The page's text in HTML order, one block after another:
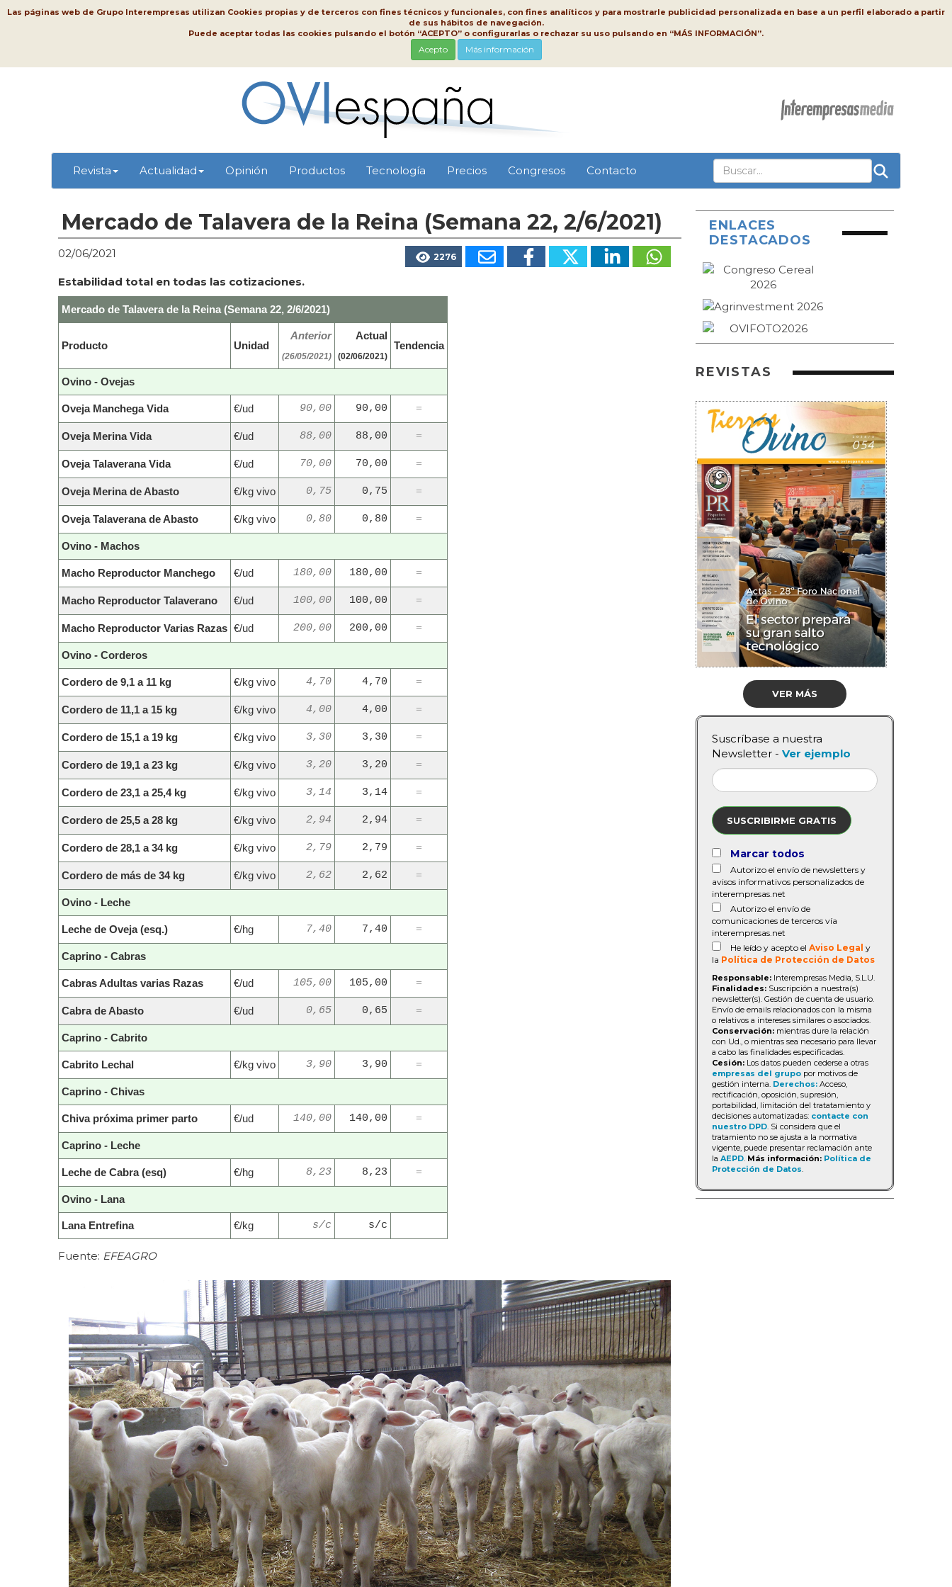
Las páginas web de Grupo Interempresas utilizan Cookies propias y de terceros con fines técnicos y funcionales, con fines analíticos y para mostrarle publicidad personalizada en base a un perfil elaborado a partir
de sus hábitos de navegación.
Puede aceptar todas las cookies pulsando el botón “ACEPTO” o configurarlas o rechazar su uso pulsando en “MÁS INFORMACIÓN”.
Acepto Más información
Revista Actualidad Opinión Productos Tecnología Precios Congresos Contacto
Mercado de Talavera de la Reina (Semana 22, 2/6/2021)
02/06/2021 2276
Estabilidad total en todas las cotizaciones.
Mercado de Talavera de la Reina (Semana 22, 2/6/2021)
Producto Unidad
Anterior
(26/05/2021)
Actual
(02/06/2021)
Tendencia
Ovino - Ovejas
Oveja Manchega Vida €/ud 90,00 90,00 =
Oveja Merina Vida €/ud 88,00 88,00 =
Oveja Talaverana Vida €/ud 70,00 70,00 =
Oveja Merina de Abasto €/kg vivo 0,75 0,75 =
Oveja Talaverana de Abasto €/kg vivo 0,80 0,80 =
Ovino - Machos
Macho Reproductor Manchego €/ud 180,00 180,00 =
Macho Reproductor Talaverano €/ud 100,00 100,00 =
Macho Reproductor Varias Razas €/ud 200,00 200,00 =
Ovino - Corderos
Cordero de 9,1 a 11 kg €/kg vivo 4,70 4,70 =
Cordero de 11,1 a 15 kg €/kg vivo 4,00 4,00 =
Cordero de 15,1 a 19 kg €/kg vivo 3,30 3,30 =
Cordero de 19,1 a 23 kg €/kg vivo 3,20 3,20 =
Cordero de 23,1 a 25,4 kg €/kg vivo 3,14 3,14 =
Cordero de 25,5 a 28 kg €/kg vivo 2,94 2,94 =
Cordero de 28,1 a 34 kg €/kg vivo 2,79 2,79 =
Cordero de más de 34 kg €/kg vivo 2,62 2,62 =
Ovino - Leche
Leche de Oveja (esq.) €/hg 7,40 7,40 =
Caprino - Cabras
Cabras Adultas varias Razas €/ud 105,00 105,00 =
Cabra de Abasto €/ud 0,65 0,65 =
Caprino - Cabrito
Cabrito Lechal €/kg vivo 3,90 3,90 =
Caprino - Chivas
Chiva próxima primer parto €/ud 140,00 140,00 =
Caprino - Leche
Leche de Cabra (esq) €/hg 8,23 8,23 =
Ovino - Lana
Lana Entrefina €/kg s/c s/c
Fuente: EFEAGRO
ENLACES
DESTACADOS
REVISTAS
VER MÁS
Suscríbase a nuestra
Newsletter - Ver ejemplo
SUSCRIBIRME GRATIS
Marcar todos
Autorizo el envío de newsletters y
avisos informativos personalizados de
interempresas.net
Autorizo el envío de
comunicaciones de terceros vía
interempresas.net
He leído y acepto el Aviso Legal y
la Política de Protección de Datos
Responsable: Interempresas Media, S.L.U.
Finalidades: Suscripción a nuestra(s)
newsletter(s). Gestión de cuenta de usuario.
Envío de emails relacionados con la misma
o relativos a intereses similares o asociados.
Conservación: mientras dure la relación
con Ud., o mientras sea necesario para llevar
a cabo las finalidades especificadas.
Cesión: Los datos pueden cederse a otras
empresas del grupo por motivos de
gestión interna. Derechos: Acceso,
rectificación, oposición, supresión,
portabilidad, limitación del tratatamiento y
decisiones automatizadas: contacte con
nuestro DPD. Si considera que el
tratamiento no se ajusta a la normativa
vigente, puede presentar reclamación ante
la AEPD. Más información: Política de
Protección de Datos.